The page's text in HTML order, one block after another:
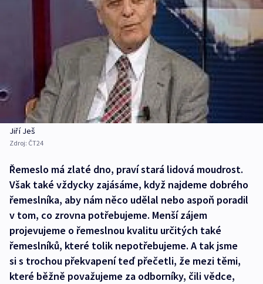
Jiří Ješ
Zdroj: ČT24
Řemeslo má zlaté dno, praví stará lidová moudrost.
Však také vždycky zajásáme, když najdeme dobrého
řemeslníka, aby nám něco udělal nebo aspoň poradil
v tom, co zrovna potřebujeme. Menší zájem
projevujeme o řemeslnou kvalitu určitých také
řemeslníků, které tolik nepotřebujeme. A tak jsme
si s trochou překvapení teď přečetli, že mezi těmi,
které běžně považujeme za odborníky, čili vědce,